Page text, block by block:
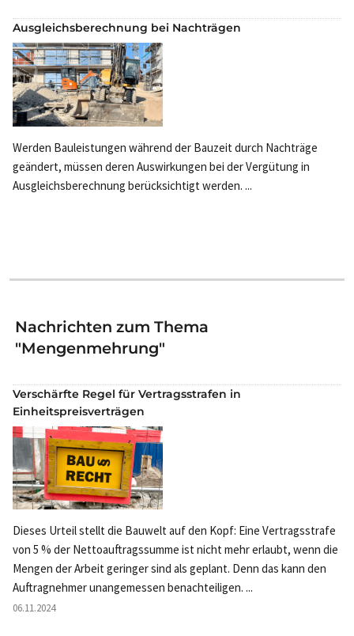
Ausgleichsberechnung bei Nachträgen
Werden Bauleistungen während der Bauzeit durch Nachträge
geändert, müssen deren Auswirkungen bei der Vergütung in
Ausgleichsberechnung berücksichtigt werden. ...
Nachrichten zum Thema
"Mengenmehrung"
Verschärfte Regel für Vertragsstrafen in
Einheitspreisverträgen
Dieses Urteil stellt die Bauwelt auf den Kopf: Eine Vertragsstrafe
von 5 % der Nettoauftragssumme ist nicht mehr erlaubt, wenn die
Mengen der Arbeit geringer sind als geplant. Denn das kann den
Auftragnehmer unangemessen benachteiligen. ...
06.11.2024